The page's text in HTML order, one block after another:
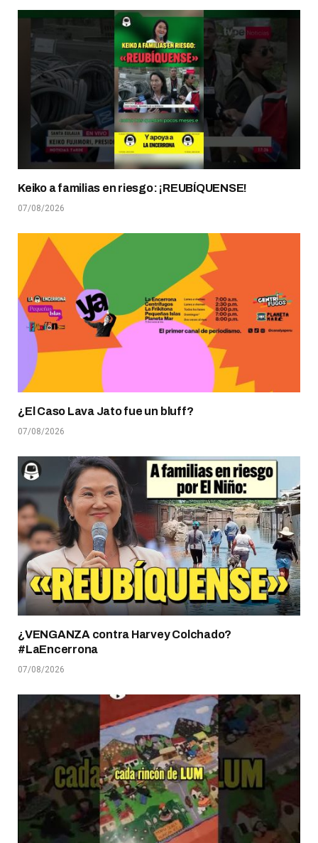
Keiko a familias en riesgo: ¡REUBÍQUENSE!
07/08/2026
¿El Caso Lava Jato fue un bluff?
07/08/2026
¿VENGANZA contra Harvey Colchado?
#LaEncerrona
07/08/2026